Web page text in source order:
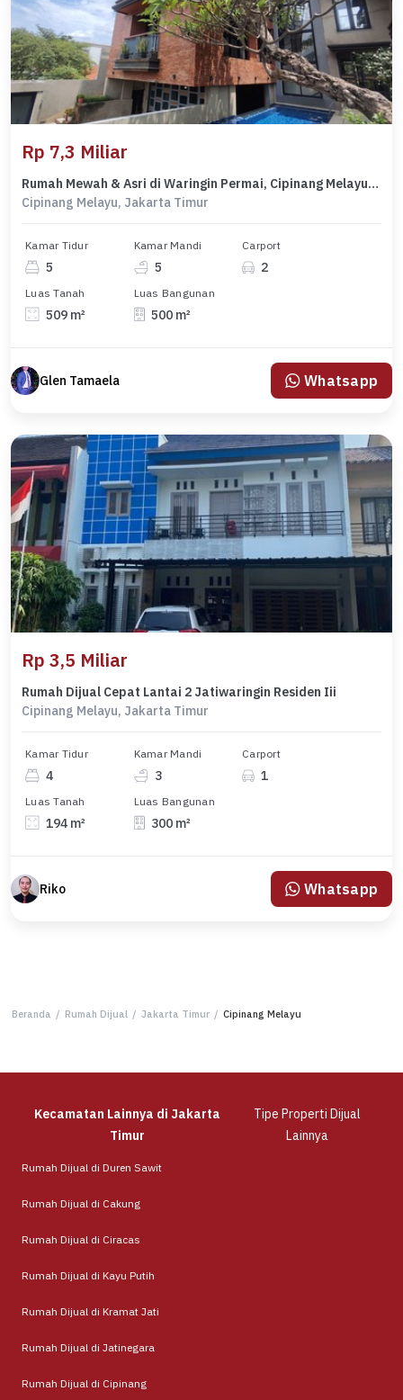
Rp 7,3 Miliar
Rumah Mewah & Asri di Waringin Permai, Cipinang Melayu, Makasar. Dkt ke Tol Becakayu
Cipinang Melayu, Jakarta Timur
Kamar Tidur
5
Kamar Mandi
5
Carport
2
Luas Tanah
509 m²
Luas Bangunan
500 m²
Glen Tamaela Whatsapp
Rp 3,5 Miliar
Rumah Dijual Cepat Lantai 2 Jatiwaringin Residen Iii
Cipinang Melayu, Jakarta Timur
Kamar Tidur
4
Kamar Mandi
3
Carport
1
Luas Tanah
194 m²
Luas Bangunan
300 m²
Riko Whatsapp
Beranda / Rumah Dijual / Jakarta Timur / Cipinang Melayu
Kecamatan Lainnya di Jakarta
Timur
Tipe Properti Dijual
Lainnya
Rumah Dijual di Duren Sawit
Rumah Dijual di Cakung
Rumah Dijual di Ciracas
Rumah Dijual di Kayu Putih
Rumah Dijual di Kramat Jati
Rumah Dijual di Jatinegara
Rumah Dijual di Cipinang